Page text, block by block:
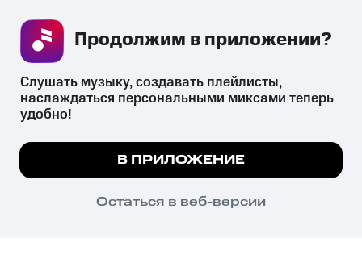
СКАЧАТЬ ПРИЛОЖЕНИЕ
психотропных веществ, их аналогов причиняет вред здоровью,
их незаконный оборот запрещён и влечёт установленную
законодательством ответственность.
© 2026 ООО «КИОН».
Все права защищены
Мы используем куки, чтобы на сайте все
Подробнее
ПОНЯТНО
Слушать музыку, создавать плейлисты,
наслаждаться персональными миксами теперь
удобно!
В ПРИЛОЖЕНИЕ
Остаться в веб-версии